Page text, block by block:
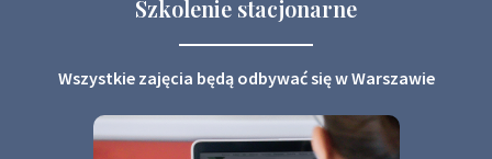
Szkolenie stacjonarne
Wszystkie zajęcia będą odbywać się w Warszawie